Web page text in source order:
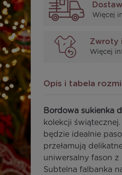
Więcej
Zwroty
Więcej
Opis i tabela
Bordowa sukienka
kolekcji
będzie idealnie
przełamują
uniwersalny fason z
Subtelna falbanka